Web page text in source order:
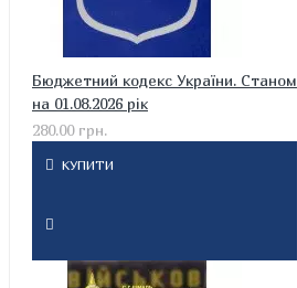
Бюджетний кодекс України. Станом
на 01.08.2026 рік
280.00 грн.
КУПИТИ